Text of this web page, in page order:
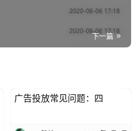
下一篇
出海头条
广告投放常见问题：四